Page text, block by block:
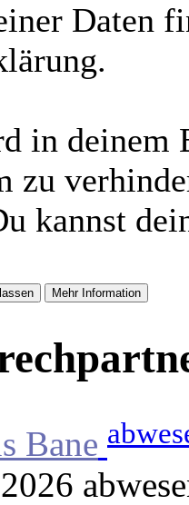
Daten
in deinem
zu
kannst
Bane